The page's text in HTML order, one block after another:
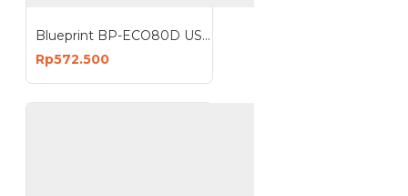
Blueprint BP-ECO80D USB Bluetooth Desktop Thermal Printer 80mm ECO 80D
Rp572.500